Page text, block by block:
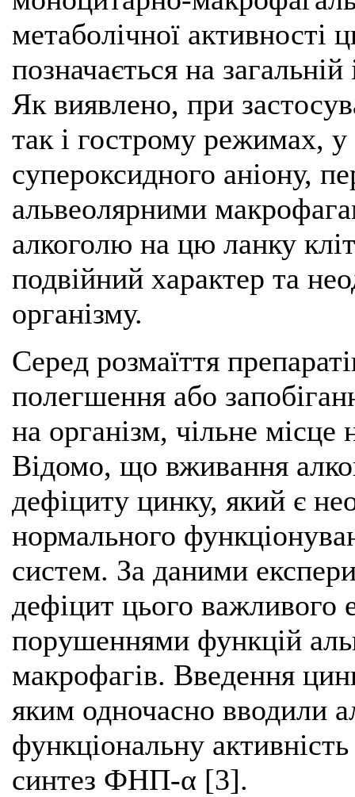
метаболічної активності
позначається на
Як виявлено, при
так і гострому режимах,
супероксидного аніону,
альвеолярними
алкоголю на цю ланку
подвійний характер та
організму.
Серед розмаїття
полегшення або
на організм, чільне
Відомо, що вживання
дефіциту цинку, який є
нормального
систем. За даними
дефіцит цього важливого
порушеннями функцій
макрофагів. Введення
яким одночасно вводили
функціональну
синтез ФНП-α [3].